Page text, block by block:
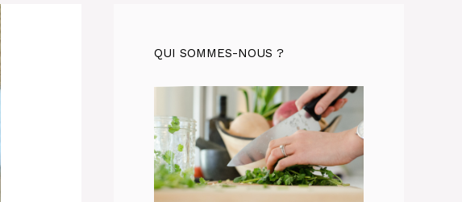
QUI SOMMES-NOUS ?